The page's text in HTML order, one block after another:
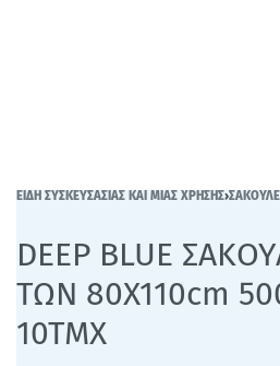
ΕΙΔΗ ΣΥΣΚΕΥΣΑΣΙΑΣ ΚΑΙ ΜΙΑΣ ΧΡΗΣΗΣ›
DEEP BLUE
ΤΩΝ 80Χ110cm
10ΤΜΧ